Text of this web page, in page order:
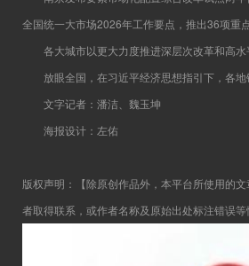
全国统一大市场2026年工作要点，推出36项
各大城市以更大力度推进深层次改革和高水
放眼全国，在习近平经济思想指引下，各地
文字记者：潘洁、魏玉坤
海报设计：左佑
版权声明：【除原创作品外，本平台所使用的
者取得联系，或作者名称及原始出处标注错误